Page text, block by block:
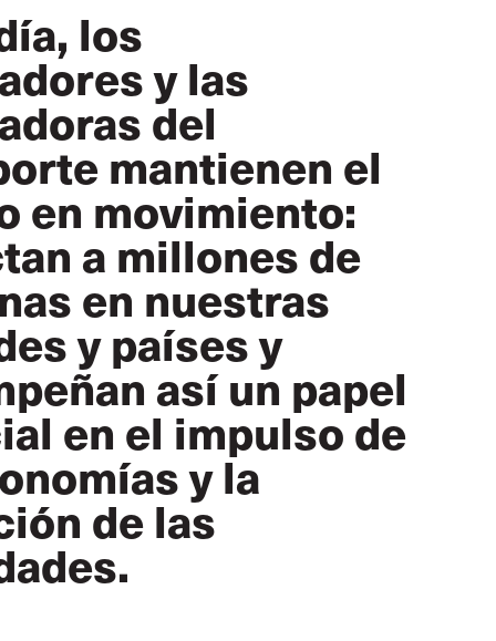
los
y las
del
mantienen el
en movimiento:
a millones de
en nuestras
y países y
así un papel
en el impulso de
y la
de las